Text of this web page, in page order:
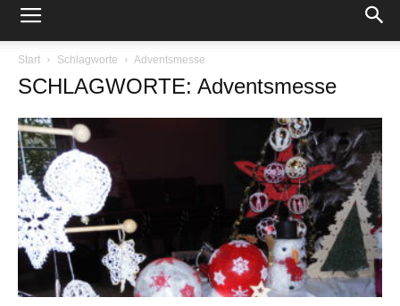
Start Schlagworte Adventsmesse
SCHLAGWORTE: Adventsmesse